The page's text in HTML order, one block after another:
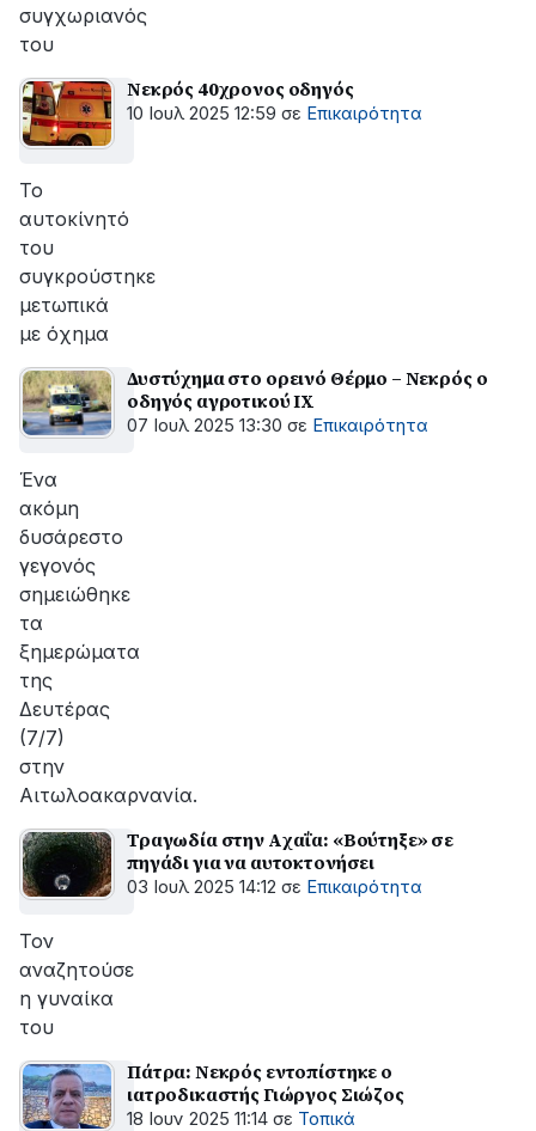
συγχωριανός
του
Νεκρός 40χρονος οδηγός
10 Ιουλ 2025 12:59 σε Επικαιρότητα
Το
αυτοκίνητό
του
συγκρούστηκε
μετωπικά
με όχημα
Δυστύχημα στο ορεινό Θέρμο – Νεκρός ο
οδηγός αγροτικού ΙΧ
07 Ιουλ 2025 13:30 σε Επικαιρότητα
Ένα
ακόμη
δυσάρεστο
γεγονός
σημειώθηκε
τα
ξημερώματα
της
Δευτέρας
(7/7)
στην
Αιτωλοακαρνανία.
Τραγωδία στην Aχαΐα: «Βούτηξε» σε
πηγάδι για να αυτοκτονήσει
03 Ιουλ 2025 14:12 σε Επικαιρότητα
Τον
αναζητούσε
η γυναίκα
του
Πάτρα: Νεκρός εντοπίστηκε ο
ιατροδικαστής Γιώργος Σιώζος
18 Ιουν 2025 11:14 σε Τοπικά